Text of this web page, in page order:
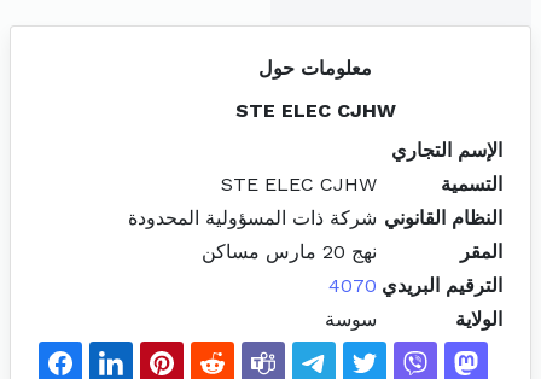
معلومات حول
STE ELEC CJHW
الإسم التجاري
التسمية
STE ELEC CJHW
النظام القانوني شركة ذات المسؤولية المحدودة
المقر
نهج 20 مارس مساكن
الترقيم البريدي 4070
الولاية
سوسة